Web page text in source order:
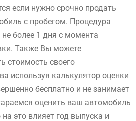
если нужно срочно продать
с пробегом. Процедура
более 1 дня с момента
Также Вы можете
стоимость своего
используя калькулятор оценки
бесплатно и не занимает
оценить ваш автомобиль
это влияет год выпуска и